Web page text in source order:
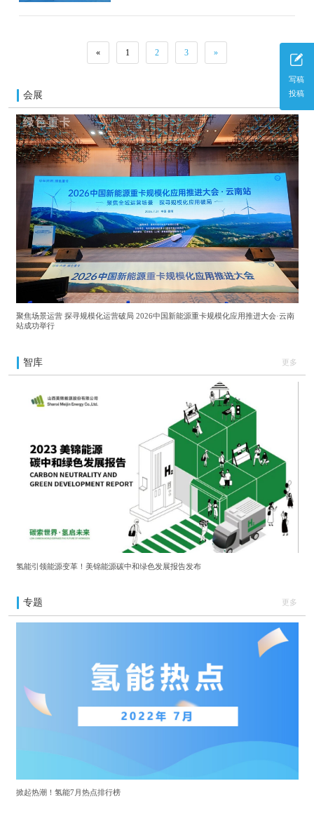
写稿
投稿
东）发展有限公司氢能一体化及储氢装备制造
长雷霞、临淄区委书记周婷、临淄区委副书记
区长蔡华刚、临淄区领导卢华栋、张召才、赵
« 1 2 3 »
会展 更多
聚焦场景运营 探寻规模化运营破局 2026中国新能源重卡规模化应用推进大会·云南
站成功举行
智库 更多
氢能引领能源变革！美锦能源碳中和绿色发展报告发布
专题 更多
掀起热潮！氢能7月热点排行榜